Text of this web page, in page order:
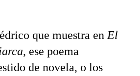
que muestra en El
, ese poema
de novela, o los